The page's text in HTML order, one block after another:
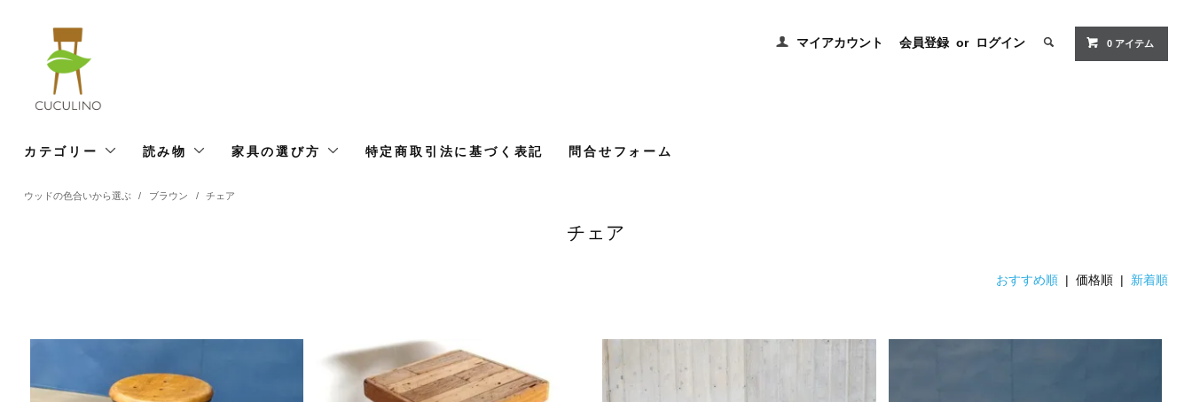
マイアカウント 会員登録 or ログイン 0 アイテム
カテゴリー 読み物 家具の選び方 特定商取引法に基づく表記 問合せフォーム
ウッドの色合いから選ぶ / ブラウン / チェア
チェア
おすすめ順 | 価格順 | 新着順